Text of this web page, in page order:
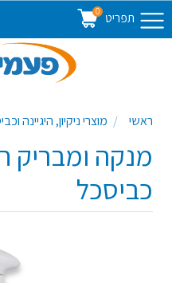
תפריט 0
ראשי מוצרי ניקיון, היגיינה
מנקה ומבריק
כביסכל